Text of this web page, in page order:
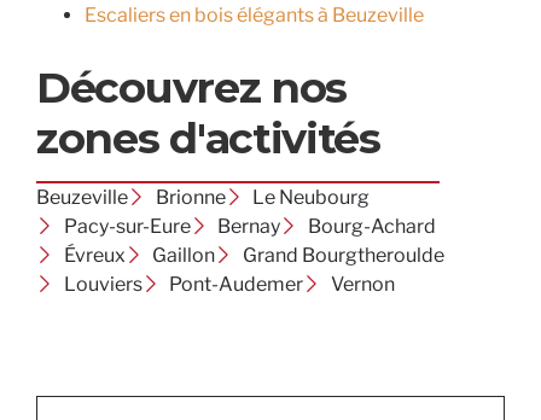
Escaliers en bois élégants à Beuzeville
Découvrez nos
zones d'activités
Beuzeville Brionne
Le Neubourg
Pacy-sur-Eure
Bernay
Bourg-Achard
Évreux
Gaillon
Grand Bourgtheroulde
Louviers
Pont-Audemer Vernon